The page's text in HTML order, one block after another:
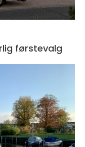
førstevalg